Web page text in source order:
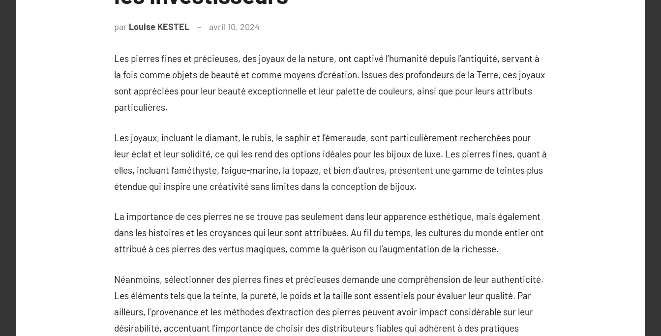
par Louise KESTEL avril 10, 2024
Les pierres fines et précieuses, des joyaux de la nature, ont captivé l’humanité depuis l’antiquité, servant à
la fois comme objets de beauté et comme moyens d’création. Issues des profondeurs de la Terre, ces joyaux
sont appréciées pour leur beauté exceptionnelle et leur palette de couleurs, ainsi que pour leurs attributs
particulières.
Les joyaux, incluant le diamant, le rubis, le saphir et l’émeraude, sont particulièrement recherchées pour
leur éclat et leur solidité, ce qui les rend des options idéales pour les bijoux de luxe. Les pierres fines, quant à
elles, incluant l’améthyste, l’aigue-marine, la topaze, et bien d’autres, présentent une gamme de teintes plus
étendue qui inspire une créativité sans limites dans la conception de bijoux.
La importance de ces pierres ne se trouve pas seulement dans leur apparence esthétique, mais également
dans les histoires et les croyances qui leur sont attribuées. Au fil du temps, les cultures du monde entier ont
attribué à ces pierres des vertus magiques, comme la guérison ou l’augmentation de la richesse.
Néanmoins, sélectionner des pierres fines et précieuses demande une compréhension de leur authenticité.
Les éléments tels que la teinte, la pureté, le poids et la taille sont essentiels pour évaluer leur qualité. Par
ailleurs, l’provenance et les méthodes d’extraction des pierres peuvent avoir impact considérable sur leur
désirabilité, accentuant l’importance de choisir des distributeurs fiables qui adhèrent à des pratiques